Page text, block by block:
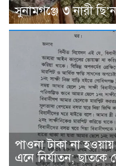
সুনামগঞ্জে ৩ নারী
পাওনা টাকা না
এনে নির্যাতন;